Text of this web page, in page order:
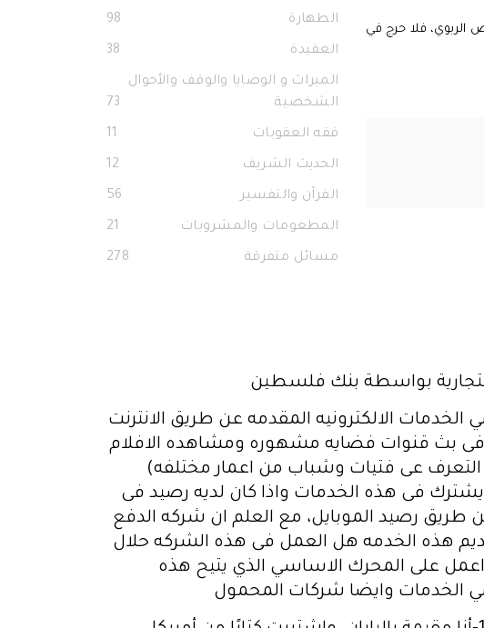
الربوي، فلا حرج في
الطهارة 98
العقيدة 38
الميراث و الوصايا والوقف والأحوال
الشخصية
73
فقه العقوبات 11
الحديث الشريف 12
القرآن والتفسير 56
المطعومات والمشروبات 21
مسائل متفرقة 278
الالكترونيه المقدمه عن طريق الانترنت
فى بث قنوات فضايه مشهوره ومشاهده الافلام
التعرف عى فتيات وشباب من اعمار مختلفه)
فى هذه الخدمات واذا كان لديه رصيد فى
رصيد الموبايل، مع العلم ان شركه الدفع
هذه الخدمه هل العمل فى هذه الشركه حلال
على المحرك الاساسي الذي يتيح هذه
الخدمات وايضا شركات المحمول